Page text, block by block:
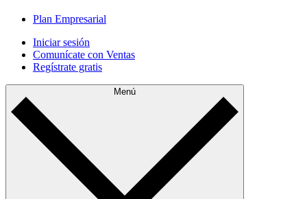
Plan Empresarial
Iniciar sesión
Comunícate con Ventas
Regístrate gratis
Menú